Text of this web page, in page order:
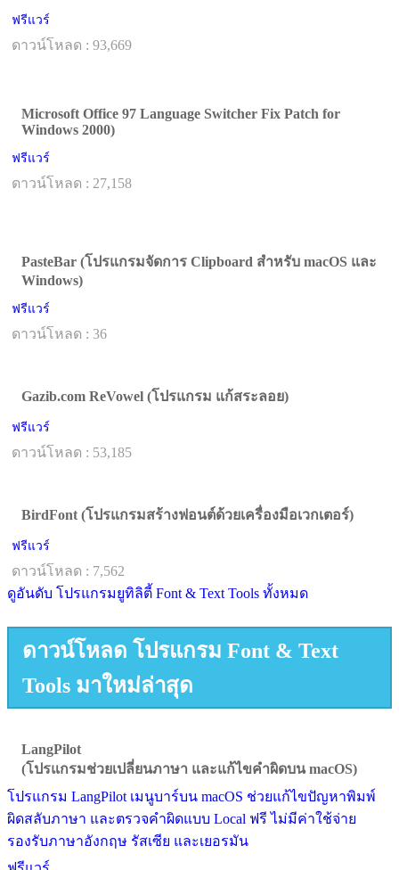
ฟรีแวร์
ดาวน์โหลด : 93,669
Microsoft Office 97 Language Switcher Fix Patch for
Windows 2000)
ฟรีแวร์
ดาวน์โหลด : 27,158
PasteBar (โปรแกรมจัดการ Clipboard สำหรับ macOS และ
Windows)
ฟรีแวร์
ดาวน์โหลด : 36
Gazib.com ReVowel (โปรแกรม แก้สระลอย)
ฟรีแวร์
ดาวน์โหลด : 53,185
BirdFont (โปรแกรมสร้างฟอนต์ด้วยเครื่องมือเวกเตอร์)
ฟรีแวร์
ดาวน์โหลด : 7,562
ดูอันดับ โปรแกรมยูทิลิตี้ Font & Text Tools ทั้งหมด
ดาวน์โหลด โปรแกรม Font & Text
Tools มาใหม่ล่าสุด
LangPilot
(โปรแกรมช่วยเปลี่ยนภาษา และแก้ไขคำผิดบน macOS)
โปรแกรม LangPilot เมนูบาร์บน macOS ช่วยแก้ไขปัญหาพิมพ์
ผิดสลับภาษา และตรวจคำผิดแบบ Local ฟรี ไม่มีค่าใช้จ่าย
รองรับภาษาอังกฤษ รัสเซีย และเยอรมัน